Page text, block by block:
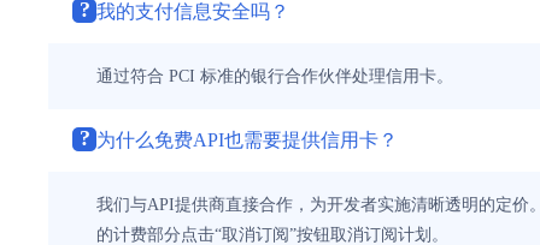
? 我的支付信息安全吗？
通过符合 PCI 标准的银行合作伙伴处理信用卡。
? 为什么免费API也需要提供信用卡？
我们与API提供商直接合作，为开发者实施清晰透明的定
的计费部分点击“取消订阅”按钮取消订阅计划。